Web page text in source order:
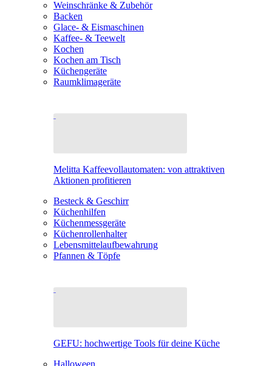
Weinschränke & Zubehör
Backen
Glace- & Eismaschinen
Kaffee- & Teewelt
Kochen
Kochen am Tisch
Küchengeräte
Raumklimageräte
Melitta Kaffeevollautomaten: von attraktiven
Aktionen profitieren
Besteck & Geschirr
Küchenhilfen
Küchenmessgeräte
Küchenrollenhalter
Lebensmittelaufbewahrung
Pfannen & Töpfe
GEFU: hochwertige Tools für deine Küche
Halloween